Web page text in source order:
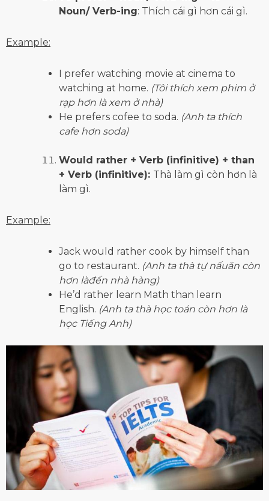
Noun/ Verb-ing: Thích cái gì hơn cái gì.
Example:
I prefer watching movie at cinema to
watching at home. (Tôi thích xem phim ở
rạp hơn là xem ở nhà)
He prefers cofee to soda. (Anh ta thích
cafe hơn soda)
Would rather + Verb­ (infinitive) + than
+ Verb (infinitive): Thà làm gì còn hơn là
làm gì.
Example:
Jack would rather cook by himself than
go to restaurant. (Anh ta thà tự nấuăn còn
hơn làđến nhà hàng)
He’d rather learn Math than learn
English. (Anh ta thà học toán còn hơn là
học Tiếng Anh)